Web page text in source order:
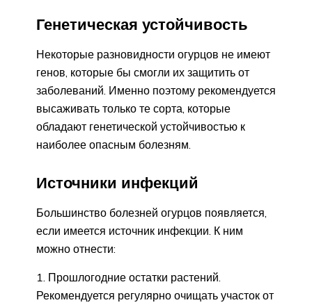
Генетическая устойчивость
Некоторые разновидности огурцов не имеют
генов, которые бы смогли их защитить от
заболеваний. Именно поэтому рекомендуется
высаживать только те сорта, которые
обладают генетической устойчивостью к
наиболее опасным болезням.
Источники инфекций
Большинство болезней огурцов появляется,
если имеется источник инфекции. К ним
можно отнести:
Прошлогодние остатки растений.
Рекомендуется регулярно очищать участок от